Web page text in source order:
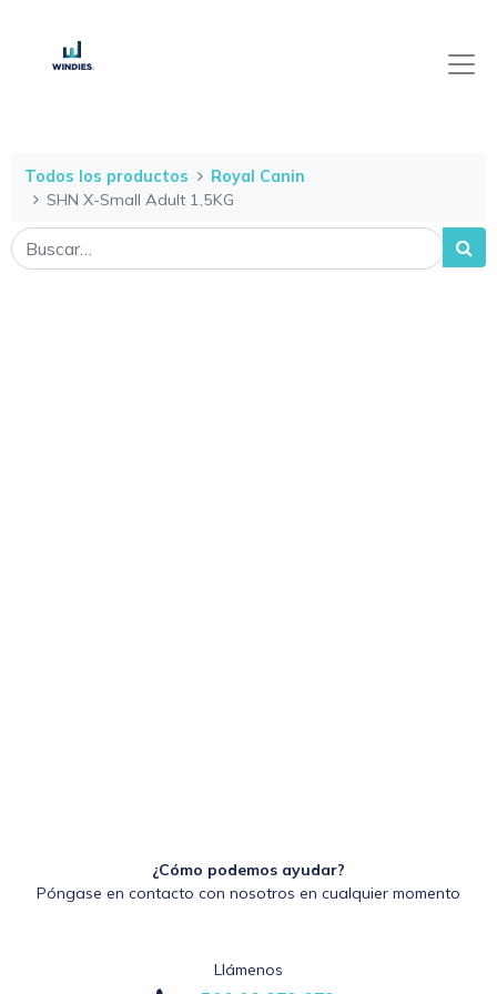
Todos los productos
Royal Canin
SHN X-Small Adult 1,5KG
¿Cómo podemos ayudar?
Póngase en contacto con nosotros en cualquier momento
Llámenos